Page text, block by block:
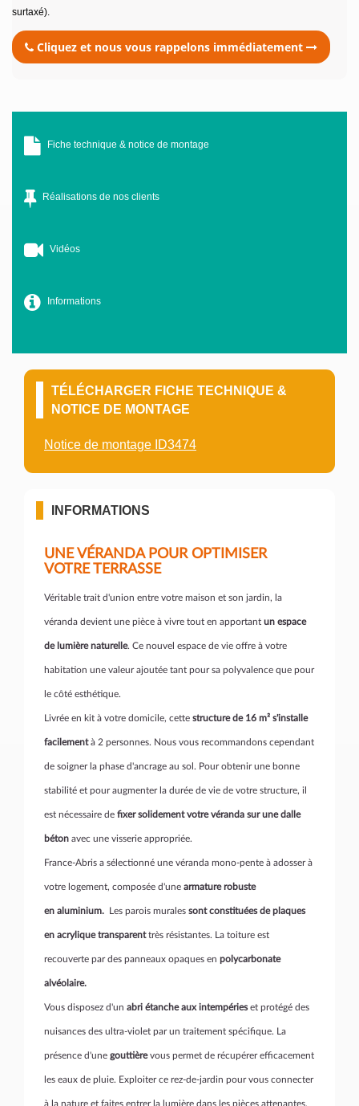
surtaxé).
Cliquez et nous vous rappelons immédiatement
Fiche technique & notice de montage
Réalisations de nos clients
Vidéos
Informations
TÉLÉCHARGER FICHE TECHNIQUE &
NOTICE DE MONTAGE
Notice de montage ID3474
INFORMATIONS
UNE VÉRANDA POUR OPTIMISER
VOTRE TERRASSE
Véritable trait d'union entre votre maison et son jardin, la
véranda devient une pièce à vivre tout en apportant un espace
de lumière naturelle. Ce nouvel espace de vie offre à votre
habitation une valeur ajoutée tant pour sa polyvalence que pour
le côté esthétique.
Livrée en kit à votre domicile, cette structure de 16 m² s'installe
facilementà 2 personnes. Nous vous recommandons cependant
de soigner la phase d'ancrage au sol. Pour obtenir une bonne
stabilité et pour augmenter la durée de vie de votre structure, il
est nécessaire de fixer solidement votre véranda sur une dalle
béton avec une visserie appropriée.
France-Abris a sélectionné une véranda mono-pente à adosser à
votre logement, composée d'une armature robuste
en aluminium. Les parois murales sont constituées de plaques
en acrylique transparenttrès résistantes. La toiture est
recouverte par des panneaux opaques en polycarbonate
alvéolaire.
Vous disposez d'un abri étanche aux intempérieset protégé des
nuisances des ultra-violet par un traitement spécifique. La
présence d'une gouttièrevous permet de récupérer efficacement
les eaux de pluie. Exploiter ce rez-de-jardin pour vous connecter
à la nature et faites entrer la lumière dans les pièces attenantes.